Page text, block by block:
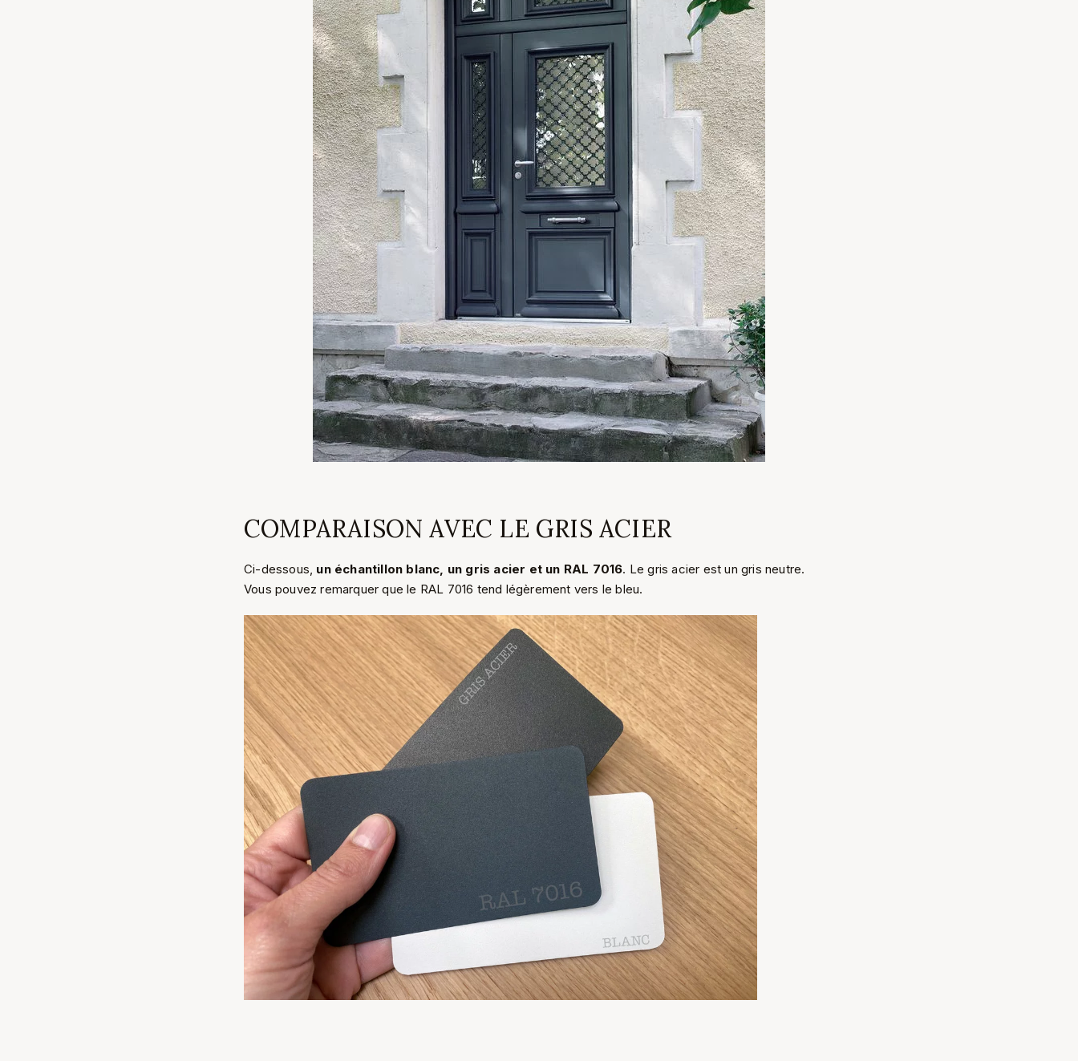
COMPARAISON AVEC LE GRIS ACIER
Ci-dessous, un échantillon blanc, un gris acier et un RAL 7016. Le gris acier est un gris neutre.
Vous pouvez remarquer que le RAL 7016 tend légèrement vers le bleu.